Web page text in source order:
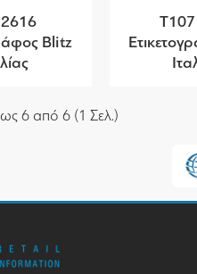
Blitz
6 από 6 (1 Σελ.)